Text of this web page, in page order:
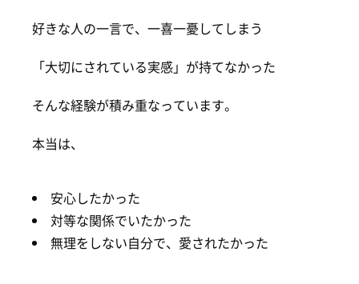
好きな人の一言で、一喜一憂してしまう
「大切にされている実感」が持てなかった
そんな経験が積み重なっています。
本当は、
安心したかった
対等な関係でいたかった
無理をしない自分で、愛されたかった